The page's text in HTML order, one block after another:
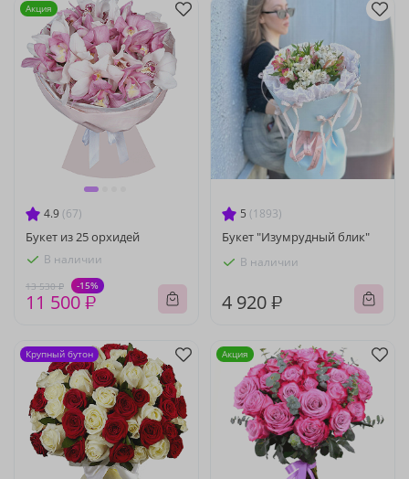
4.9 (67)
Букет из 25 орхидей
В наличии
13 530 ₽ -15%
11 500 ₽
Акция
5 (1893)
Букет "Изумрудный блик"
В наличии
4 920 ₽
Крупный бутон Акция